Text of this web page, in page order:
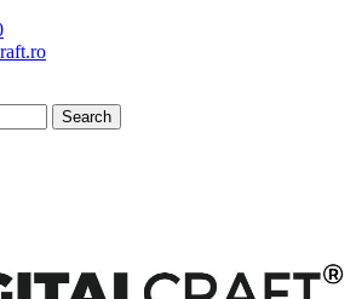
Search